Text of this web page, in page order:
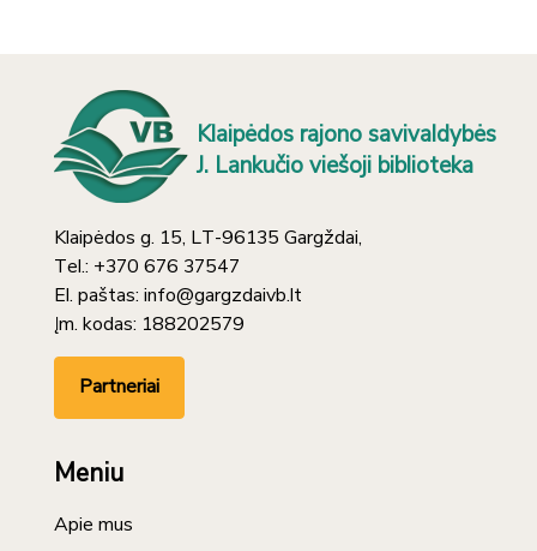
Klaipėdos rajono savivaldybės
J. Lankučio viešoji biblioteka
Klaipėdos g. 15, LT-96135 Gargždai,
Tel.: +370 676 37547
El. paštas: info@gargzdaivb.lt
Įm. kodas: 188202579
Partneriai
Meniu
Apie mus